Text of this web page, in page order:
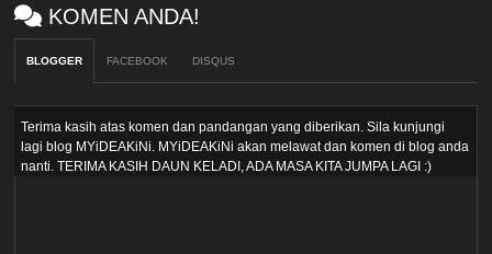
KOMEN ANDA!
BLOGGER FACEBOOK DISQUS
Terima kasih atas komen dan pandangan yang diberikan. Sila kunjungi
lagi blog MYiDEAKiNi. MYiDEAKiNi akan melawat dan komen di blog anda
nanti. TERIMA KASIH DAUN KELADI, ADA MASA KITA JUMPA LAGI :)